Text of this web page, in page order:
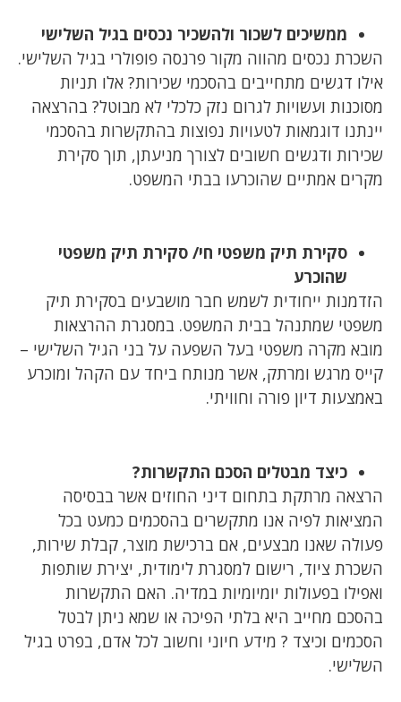
ממשיכים לשכור ולהשכיר נכסים בגיל השלישי
השכרת נכסים מהווה מקור פרנסה פופולרי בגיל השלישי.
אילו דגשים מתחייבים בהסכמי שכירות? אלו תניות
מסוכנות ועשויות לגרום נזק כלכלי לא מבוטל? בהרצאה
יינתנו דוגמאות לטעויות נפוצות בהתקשרות בהסכמי
שכירות ודגשים חשובים לצורך מניעתן, תוך סקירת
מקרים אמתיים שהוכרעו בבתי המשפט.
סקירת תיק משפטי חי/ סקירת תיק משפטי
שהוכרע
הזדמנות ייחודית לשמש חבר מושבעים בסקירת תיק
משפטי שמתנהל בבית המשפט. במסגרת ההרצאות
מובא מקרה משפטי בעל השפעה על בני הגיל השלישי –
קייס מרגש ומרתק, אשר מנותח ביחד עם הקהל ומוכרע
באמצעות דיון פורה וחוויתי.
כיצד מבטלים הסכם התקשרות?
הרצאה מרתקת בתחום דיני החוזים אשר בבסיסה
המציאות לפיה אנו מתקשרים בהסכמים כמעט בכל
פעולה שאנו מבצעים, אם ברכישת מוצר, קבלת שירות,
השכרת ציוד, רישום למסגרת לימודית, יצירת שותפות
ואפילו בפעולות יומיומיות במדיה. האם התקשרות
בהסכם מחייב היא בלתי הפיכה או שמא ניתן לבטל
הסכמים וכיצד ? מידע חיוני וחשוב לכל אדם, בפרט בגיל
השלישי.